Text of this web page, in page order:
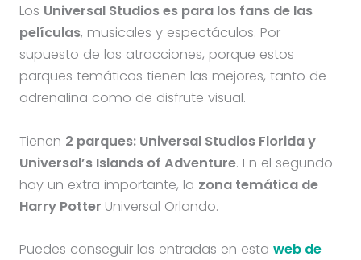
Los Universal Studios es para los fans de las
películas, musicales y espectáculos. Por
supuesto de las atracciones, porque estos
parques temáticos tienen las mejores, tanto de
adrenalina como de disfrute visual.
Tienen 2 parques: Universal Studios Florida y
Universal’s Islands of Adventure. En el segundo
hay un extra importante, la zona temática de
Harry Potter Universal Orlando.
Puedes conseguir las entradas en esta web de